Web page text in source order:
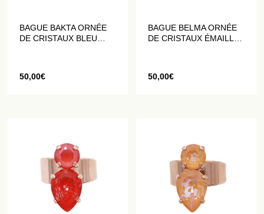
BAGUE BAKTA ORNÉE
DE CRISTAUX BLEU
50,00€
BAGUE BELMA ORNÉE
DE CRISTAUX ÉMAILLÉS
50,00€